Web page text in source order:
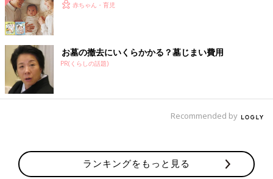
赤ちゃん・育児
お墓の撤去にいくらかかる？墓じまい費用
PR(くらしの話題)
Recommended by
ランキングをもっと見る